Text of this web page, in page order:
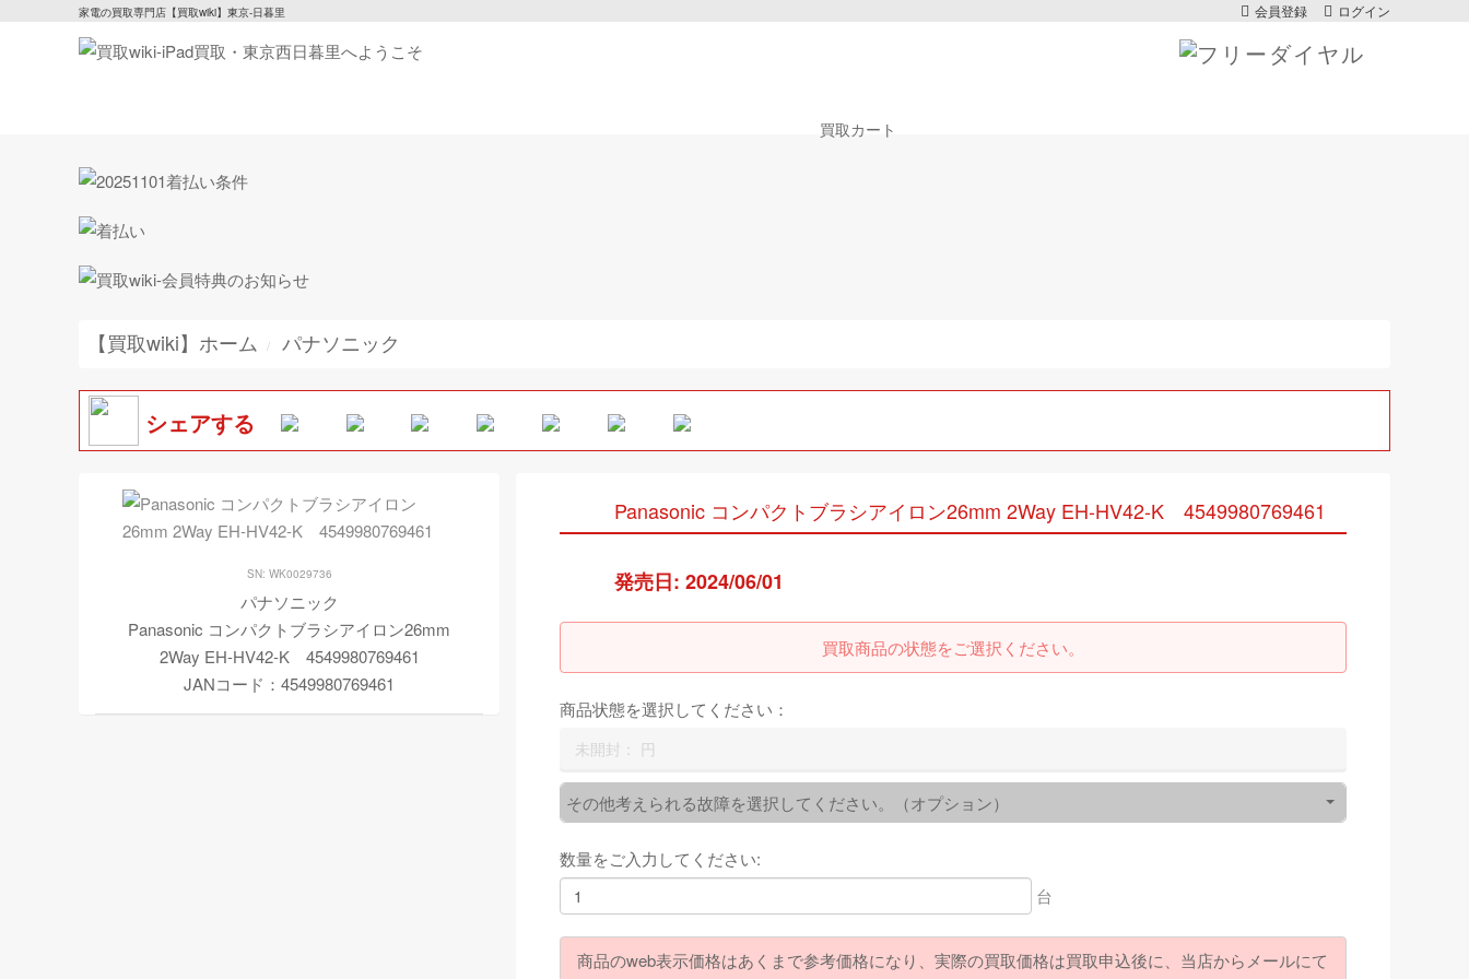
家電の買取専門店【買取wiki】東京-日暮里 会員登録 ログイン
買取カート
【買取wiki】ホーム パナソニック
シェアする
SN: WK0029736
パナソニック
Panasonic コンパクトブラシアイロン26mm
2Way EH-HV42-K 4549980769461
JANコード：4549980769461
Panasonic コンパクトブラシアイロン26mm 2Way EH-HV42-K 4549980769461
発売日: 2024/06/01
買取商品の状態をご選択ください。
商品状態を選択してください：
未開封： 円
その他考えられる故障を選択してください。（オプション）
数量をご入力してください:
台
商品のweb表示価格はあくまで参考価格になり、実際の買取価格は買取申込後に、当店からメールにて